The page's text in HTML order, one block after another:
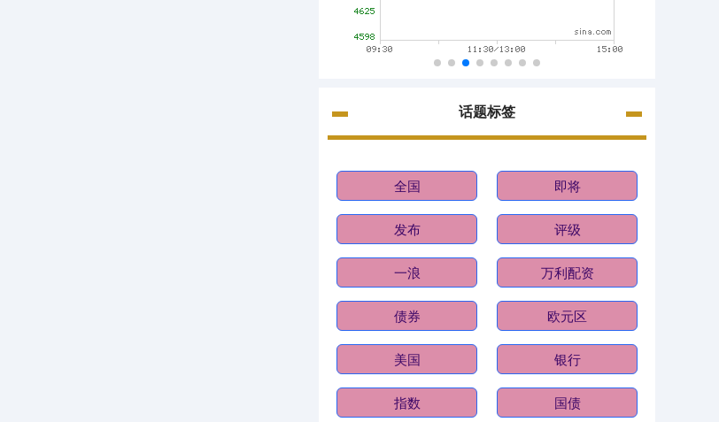
话题标签
全国 即将
发布 评级
一浪 万利配资
债券 欧元区
美国 银行
指数 国债